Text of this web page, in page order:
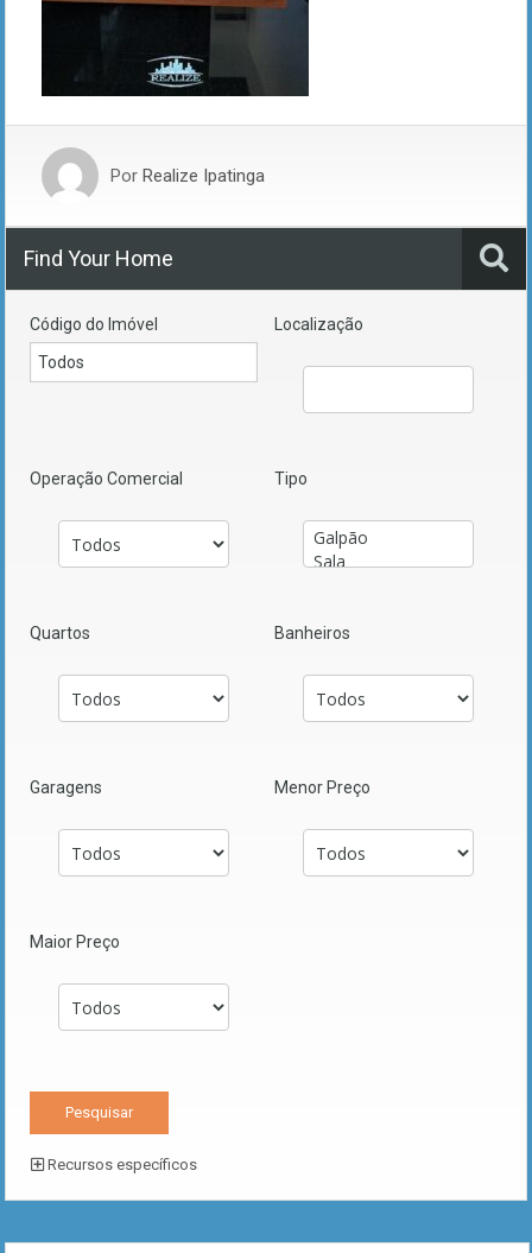
Por Realize Ipatinga
Find Your Home
Código do Imóvel Localização
Operação Comercial Tipo
Quartos Banheiros
Garagens Menor Preço
Maior Preço
Recursos específicos